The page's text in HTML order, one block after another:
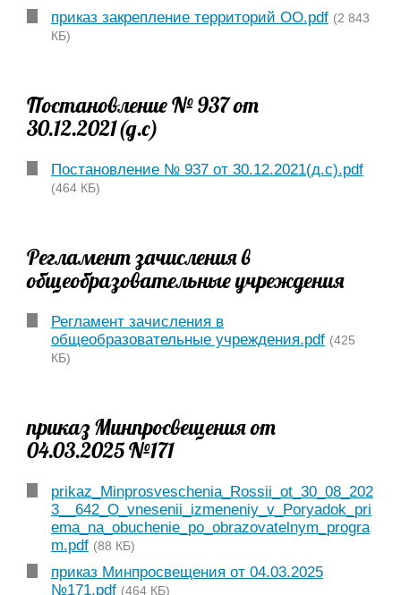
приказ закрепление территорий ОО.pdf (2 843
КБ)
Постановление № 937 от
30.12.2021(д.с)
Постановление № 937 от 30.12.2021(д.с).pdf
(464 КБ)
Регламент зачисления в
общеобразовательные учреждения
Регламент зачисления в
общеобразовательные учреждения.pdf (425
КБ)
приказ Минпросвещения от
04.03.2025 №171
prikaz_Minprosveschenia_Rossii_ot_30_08_202
3__642_O_vnesenii_izmeneniy_v_Poryadok_pri
ema_na_obuchenie_po_obrazovatelnym_progra
m.pdf (88 КБ)
приказ Минпросвещения от 04.03.2025
№171.pdf (464 КБ)